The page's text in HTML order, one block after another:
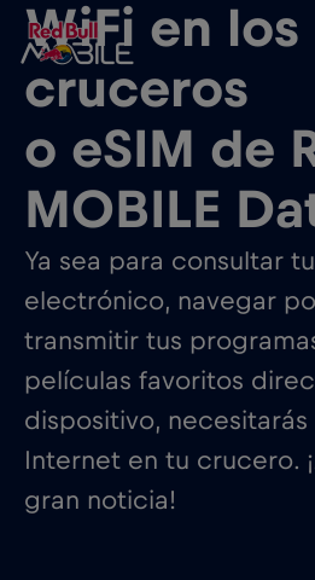
WiFi en los
cruceros
o eSIM de
MOBILE
Ya sea para consultar
electrónico, navegar
transmitir tus
películas favoritos
dispositivo, necesitarás
Internet en tu crucero.
gran noticia!